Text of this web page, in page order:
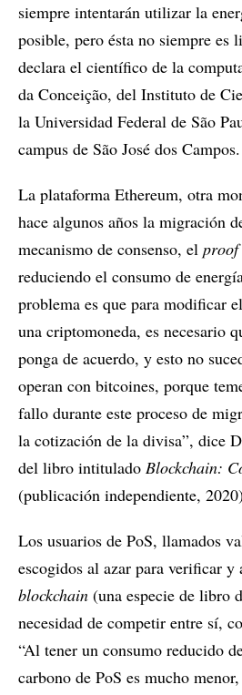
siempre intentarán utilizar la
posible, pero ésta no siempre es
declara el científico de la
da Conceição, del Instituto de
la Universidad Federal de São
campus de São José dos Campos.
La plataforma Ethereum, otra
hace algunos años la migración
mecanismo de consenso, el proof
reduciendo el consumo de
problema es que para modificar
una criptomoneda, es necesario
ponga de acuerdo, y esto no
operan con bitcoines, porque
fallo durante este proceso de
la cotización de la divisa”, dice
del libro intitulado Blockchain:
(publicación independiente,
Los usuarios de PoS, llamados
escogidos al azar para verificar y
blockchain (una especie de libro
necesidad de competir entre sí,
“Al tener un consumo reducido
carbono de PoS es mucho